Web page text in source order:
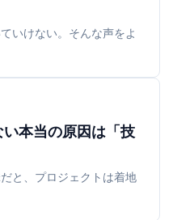
いけない。そんな声をよ
本当の原因は「技
と、プロジェクトは着地